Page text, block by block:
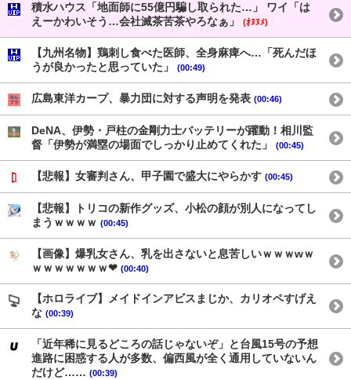
積水ハウス「地面師に55億円騙し取られた…」 ワイ「は
えーかわいそう…会社滅茶苦茶やろなぁ」
(ｵﾇﾇﾒ)
【九州名物】鶏刺し食べた医師、全身麻痺へ…「死んだほ
うが良かったと思っていた」
(00:49)
広島東洋カープ、暴力団に対する声明を発表 (00:46)
DeNA、伊勢・戸柱の金剛力士バッテリーが躍動！相川監
督「伊勢が満塁の場面でしっかり止めてくれた」
(00:45)
【悲報】女審判さん、甲子園で盛大にやらかす (00:45)
【悲報】トリコの新作グッズ、小松の顔が別人になってし
まうｗｗｗｗ (00:45)
【画像】爆乳女さん、乳を出さないと息苦しいｗｗｗwｗ
ｗｗｗｗｗｗｗ❤ (00:40)
【ホロライブ】メイドインアビスまじか、カリオペすげえ
な (00:39)
「近年稀に見るどころの話じゃないぞ」と台風15号の予想
進路に困惑する人が多数、偏西風が全く通用していないん
だけど…… (00:39)